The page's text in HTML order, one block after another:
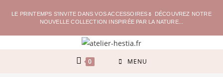
LE PRINTEMPS S'INVITE DANS VOS ACCESSOIRES🌷 DÉCOUVREZ NOTRE
NOUVELLE COLLECTION INSPIRÉE PAR LA NATURE...
0 MENU